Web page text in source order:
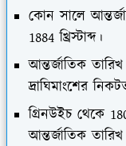
কোন সালে
1884 খ্রিস্টাব্দ।
আন্তর্জাতিক
দ্রাঘিমাংশের
গ্রিনউইচ থেকে
আন্তর্জাতিক